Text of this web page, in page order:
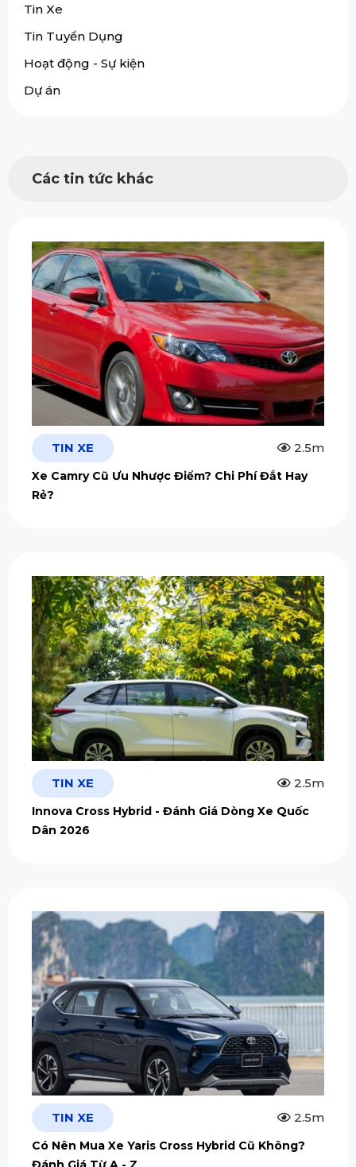
Tin Xe
Tin Tuyển Dụng
Hoạt động - Sự kiện
Dự án
Các tin tức khác
TIN XE 2.5m
Xe Camry Cũ Ưu Nhược Điểm? Chi Phí Đắt Hay
Rẻ?
TIN XE 2.5m
Innova Cross Hybrid - Đánh Giá Dòng Xe Quốc
Dân 2026
TIN XE 2.5m
Có Nên Mua Xe Yaris Cross Hybrid Cũ Không?